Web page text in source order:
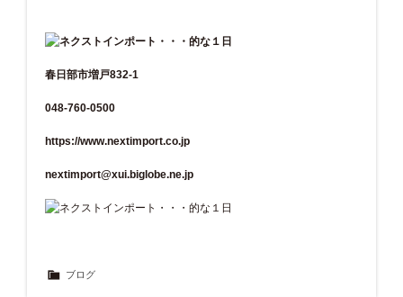
春日部市増戸832-1
048-760-0500
https://www.nextimport.co.jp
nextimport@xui.biglobe.ne.jp
ブログ